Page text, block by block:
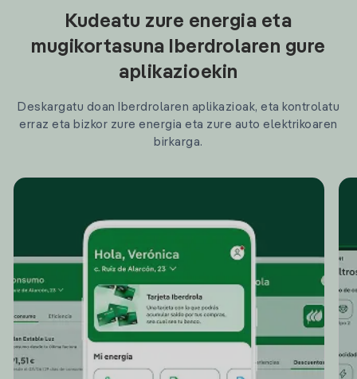
Kudeatu zure energia eta
mugikortasuna Iberdrolaren gure
aplikazioekin
Deskargatu doan Iberdrolaren aplikazioak, eta kontrolatu
erraz eta bizkor zure energia eta zure auto elektrikoaren
birkarga.